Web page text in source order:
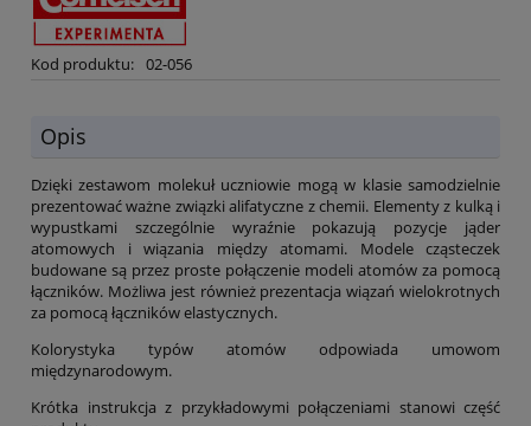
Kod produktu: 02-056
Opis
Dzięki zestawom molekuł uczniowie mogą w klasie samodzielnie
prezentować ważne związki alifatyczne z chemii. Elementy z kulką i
wypustkami szczególnie wyraźnie pokazują pozycje jąder
atomowych i wiązania między atomami. Modele cząsteczek
budowane są przez proste połączenie modeli atomów za pomocą
łączników. Możliwa jest również prezentacja wiązań wielokrotnych
za pomocą łączników elastycznych.
Kolorystyka typów atomów odpowiada umowom
międzynarodowym.
Krótka instrukcja z przykładowymi połączeniami stanowi część